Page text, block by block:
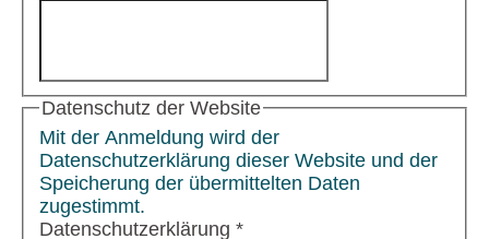
Datenschutz der Website
Mit der Anmeldung wird der
Datenschutzerklärung dieser Website und der
Speicherung der übermittelten Daten
zugestimmt.
Datenschutzerklärung *